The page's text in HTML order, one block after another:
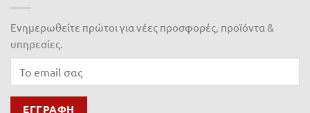
Ενημερωθείτε πρώτοι για νέες προσφορές, προϊόντα &
υπηρεσίες.